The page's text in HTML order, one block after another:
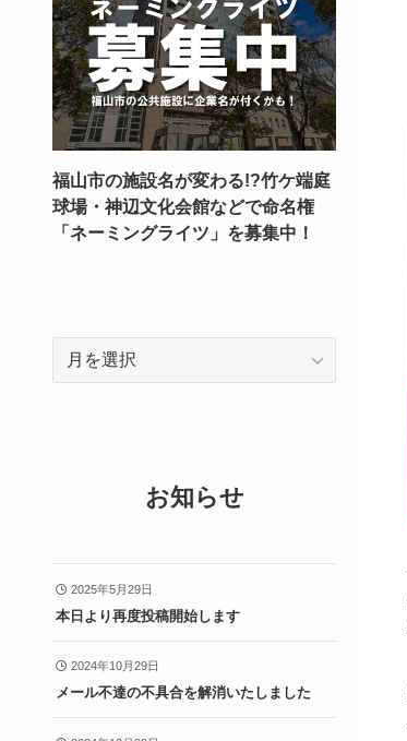
福山市の施設名が変わる!?竹ケ端庭
球場・神辺文化会館などで命名権
「ネーミングライツ」を募集中！
ー
お知らせ
2025年5月29日
本日より再度投稿開始します
2024年10月29日
メール不達の不具合を解消いたしました